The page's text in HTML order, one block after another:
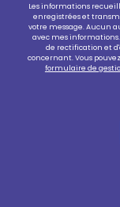
Les informations
enregistrées et
votre message. Aucun
avec mes informations.
de rectification et
concernant. Vous
formulaire de